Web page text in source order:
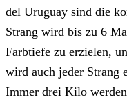
del Uruguay sind die
Strang wird bis zu 6
Farbtiefe zu erzielen,
wird auch jeder Strang
Immer drei Kilo